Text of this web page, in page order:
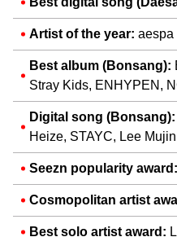
Artist of the year: aespa
Best album (Bonsang):
Stray Kids, ENHYPEN,
Digital song (Bonsang):
Heize, STAYC, Lee Mujin
Seezn popularity award:
Cosmopolitan artist
Best solo artist award: